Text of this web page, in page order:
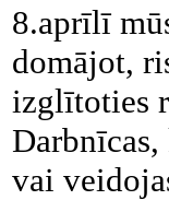
8.aprīlī
domājot,
izglītoties
vai